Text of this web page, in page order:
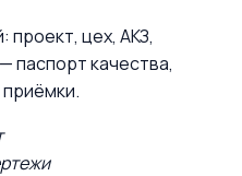
проект, цех, АКЗ,
паспорт качества,